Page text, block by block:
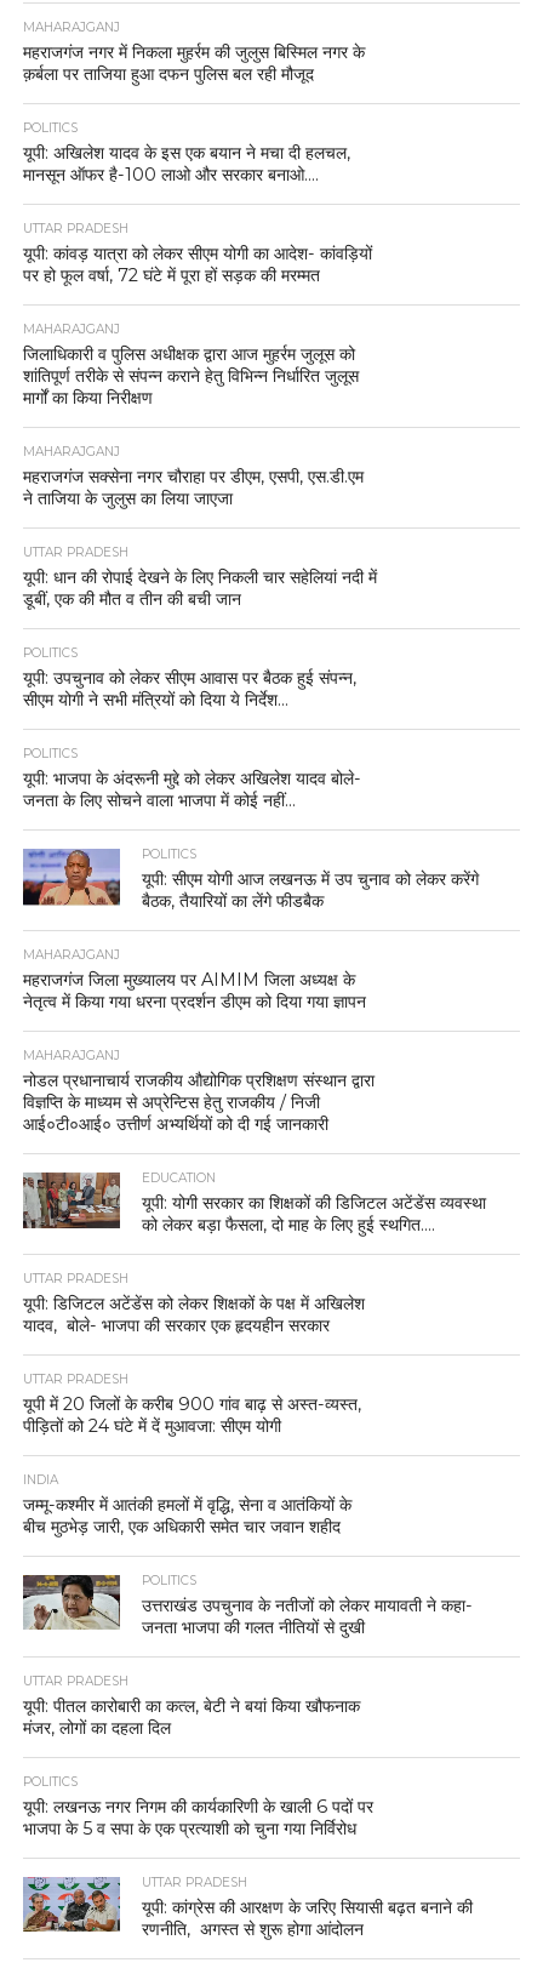
MAHARAJGANJ
महराजगंज नगर में निकला मुहर्रम की जुलुस बिस्मिल नगर के
क़र्बला पर ताजिया हुआ दफन पुलिस बल रही मौजूद
POLITICS
यूपी: अखिलेश यादव के इस एक बयान ने मचा दी हलचल,
मानसून ऑफर है-100 लाओ और सरकार बनाओ….
UTTAR PRADESH
यूपी: कांवड़ यात्रा को लेकर सीएम योगी का आदेश- कांवड़ियों
पर हो फूल वर्षा, 72 घंटे में पूरा हों सड़क की मरम्मत
MAHARAJGANJ
जिलाधिकारी व पुलिस अधीक्षक द्वारा आज मुहर्रम जुलूस को
शांतिपूर्ण तरीके से संपन्न कराने हेतु विभिन्न निर्धारित जुलूस
मार्गों का किया निरीक्षण
MAHARAJGANJ
महराजगंज सक्सेना नगर चौराहा पर डीएम, एसपी, एस.डी.एम
ने ताजिया के जुलुस का लिया जाएजा
UTTAR PRADESH
यूपी: धान की रोपाई देखने के लिए निकली चार सहेलियां नदी में
डूबीं, एक की मौत व तीन की बची जान
POLITICS
यूपी: उपचुनाव को लेकर सीएम आवास पर बैठक हुई संपन्न,
सीएम योगी ने सभी मंत्रियों को दिया ये निर्देश…
POLITICS
यूपी: भाजपा के अंदरूनी मुद्दे को लेकर अखिलेश यादव बोले-
जनता के लिए सोचने वाला भाजपा में कोई नहीं…
POLITICS
यूपी: सीएम योगी आज लखनऊ में उप चुनाव को लेकर करेंगे
बैठक, तैयारियों का लेंगे फीडबैक
MAHARAJGANJ
महराजगंज जिला मुख्यालय पर AIMIM जिला अध्यक्ष के
नेतृत्व में किया गया धरना प्रदर्शन डीएम को दिया गया ज्ञापन
MAHARAJGANJ
नोडल प्रधानाचार्य राजकीय औद्योगिक प्रशिक्षण संस्थान द्वारा
विज्ञप्ति के माध्यम से अप्रेन्टिस हेतु राजकीय / निजी
आई०टी०आई० उत्तीर्ण अभ्यर्थियों को दी गई जानकारी
EDUCATION
यूपी: योगी सरकार का शिक्षकों की डिजिटल अटेंडेंस व्यवस्था
को लेकर बड़ा फैसला, दो माह के लिए हुई स्थगित….
UTTAR PRADESH
यूपी: डिजिटल अटेंडेंस को लेकर शिक्षकों के पक्ष में अखिलेश
यादव, बोले- भाजपा की सरकार एक हृदयहीन सरकार
UTTAR PRADESH
यूपी में 20 जिलों के करीब 900 गांव बाढ़ से अस्त-व्यस्त,
पीड़ितों को 24 घंटे में दें मुआवजा: सीएम योगी
INDIA
जम्मू-कश्मीर में आतंकी हमलों में वृद्धि, सेना व आतंकियों के
बीच मुठभेड़ जारी, एक अधिकारी समेत चार जवान शहीद
POLITICS
उत्तराखंड उपचुनाव के नतीजों को लेकर मायावती ने कहा-
जनता भाजपा की गलत नीतियों से दुखी
UTTAR PRADESH
यूपी: पीतल कारोबारी का कत्ल, बेटी ने बयां किया खौफनाक
मंजर, लोगों का दहला दिल
POLITICS
यूपी: लखनऊ नगर निगम की कार्यकारिणी के खाली 6 पदों पर
भाजपा के 5 व सपा के एक प्रत्याशी को चुना गया निर्विरोध
UTTAR PRADESH
यूपी: कांग्रेस की आरक्षण के जरिए सियासी बढ़त बनाने की
रणनीति, अगस्त से शुरू होगा आंदोलन